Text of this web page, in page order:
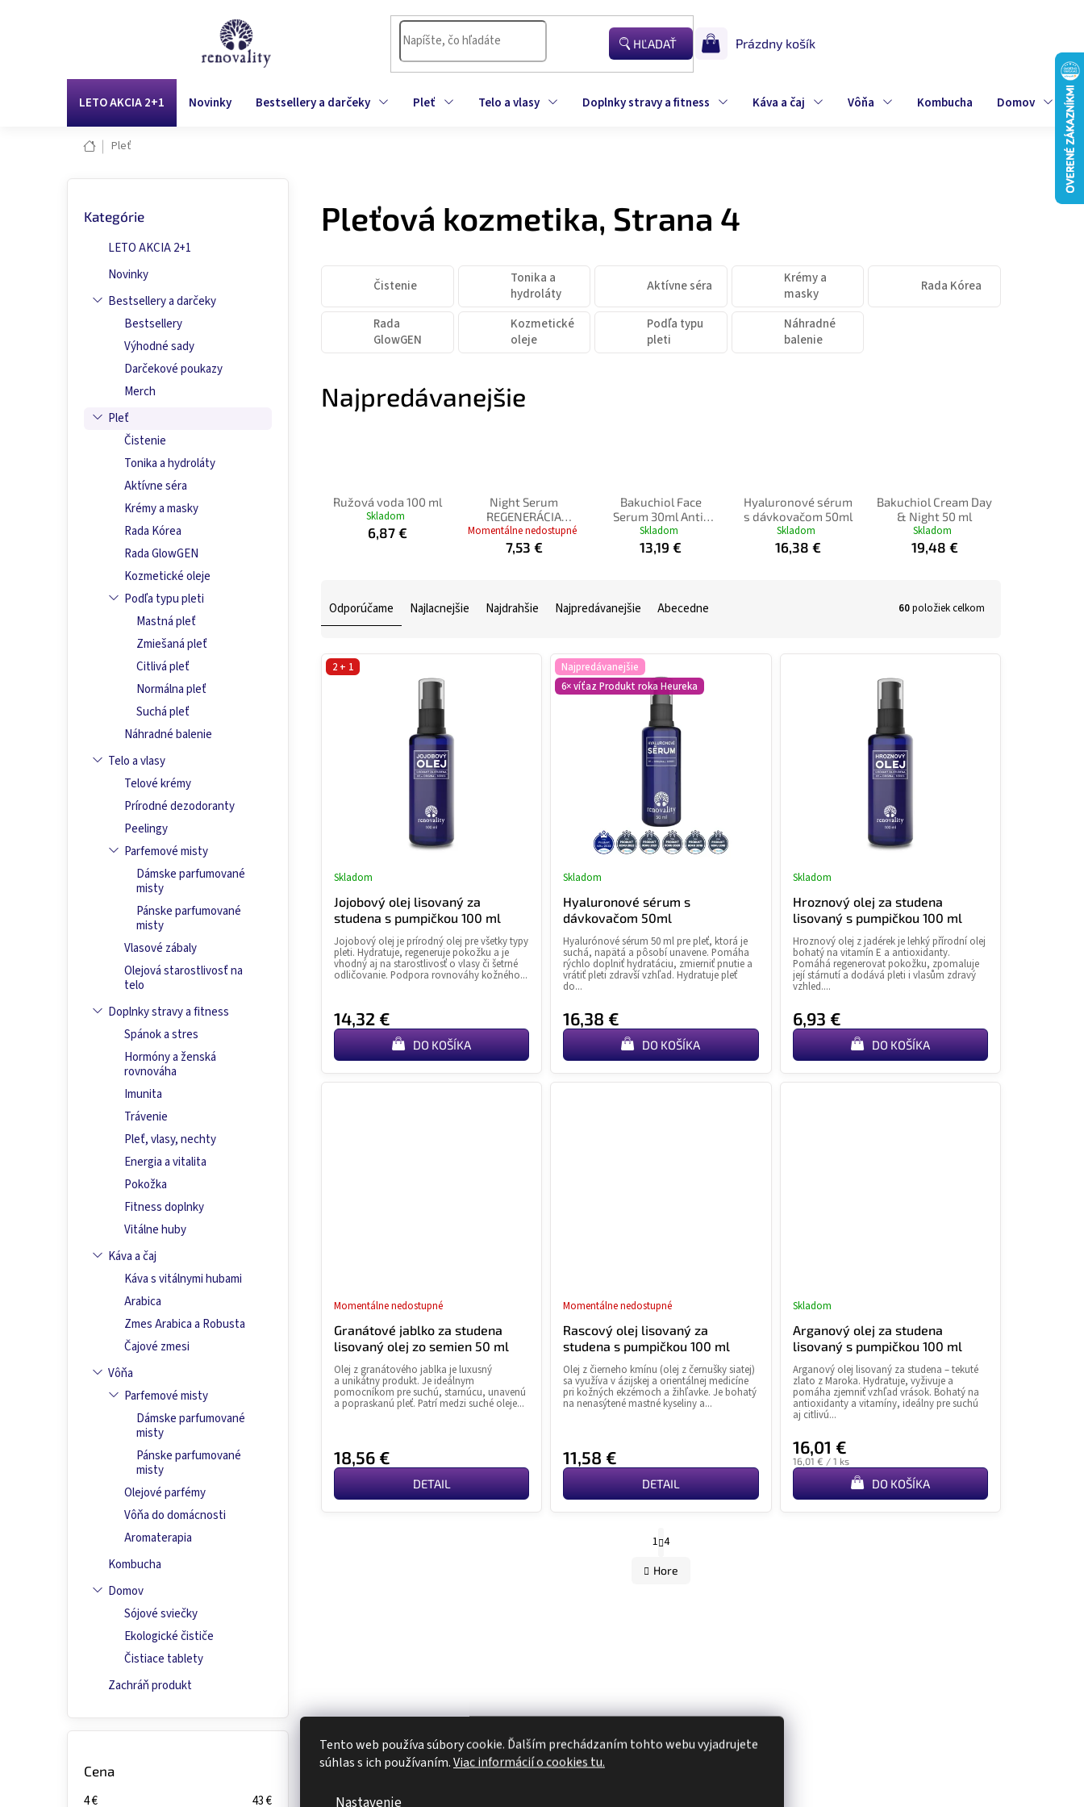
Tento web používa súbory cookie. Ďalším prechádzaním tohto webu vyjadrujete
súhlas s ich používaním.Viac informácií o cookies tu.
Nastavenie
HĽADAŤ
NÁKUPNÝ
Prázdny košík
LETO AKCIA 2+1 Novinky Bestsellery a darčeky Pleť Telo a vlasy Doplnky stravy a fitness Káva a čaj Vôňa Kombucha Domov
Domov
Pleť
kategórie
Kategórie
LETO AKCIA 2+1
Novinky
Bestsellery a darčeky
Bestsellery
Výhodné sady
Darčekové poukazy
Merch
Pleť
Čistenie
Tonika a hydroláty
Aktívne séra
Krémy a masky
Rada Kórea
Rada GlowGEN
Kozmetické oleje
Podľa typu pleti
Mastná pleť
Zmiešaná pleť
Citlivá pleť
Normálna pleť
Suchá pleť
Náhradné balenie
Telo a vlasy
Telové krémy
Prírodné dezodoranty
Peelingy
Parfemové misty
Dámske parfumované
misty
Pánske parfumované
misty
Vlasové zábaly
Olejová starostlivosť na
telo
Doplnky stravy a fitness
Spánok a stres
Hormóny a ženská
rovnováha
Imunita
Trávenie
Pleť, vlasy, nechty
Energia a vitalita
Pokožka
Fitness doplnky
Vitálne huby
Káva a čaj
Káva s vitálnymi hubami
Arabica
Zmes Arabica a Robusta
Čajové zmesi
Vôňa
Parfemové misty
Dámske parfumované
misty
Pánske parfumované
misty
Olejové parfémy
Vôňa do domácnosti
Aromaterapia
Kombucha
Domov
Sójové sviečky
Ekologické čističe
Čistiace tablety
Zachráň produkt
Cena
4€ 43€
Pleťová kozmetika, Strana 4
Čistenie
Tonika a
hydroláty
Aktívne séra
Krémy a
masky
Rada Kórea
Rada
GlowGEN
Kozmetické
oleje
Podľa typu
pleti
Náhradné
balenie
Najpredávanejšie
Ružová voda 100 ml
Skladom
6,87 €
Night Serum
REGENERÁCIA
hubový extrakt 30
ml - exp.
Momentálne nedostupné
7,53 €
Bakuchiol Face
Serum 30ml Anti-
Age/Natural Retinol
Skladom
13,19 €
Hyaluronové sérum
s dávkovačom 50ml
Skladom
16,38 €
Bakuchiol Cream Day
& Night 50 ml
Skladom
19,48 €
d
n
Odporúčame Najlacnejšie Najdrahšie Najpredávanejšie Abecedne 60položiek celkom
V
ý
2 + 1
Jojobový olej lisovaný za
studena s pumpičkou 100 ml
Skladom
14,32 €
DO KOŠÍKA
Jojobový olej je prírodný olej pre všetky typy
pleti. Hydratuje, regeneruje pokožku a je
vhodný aj na starostlivosť o vlasy či šetrné
odličovanie. Podpora rovnováhy kožného...
Najpredávanejšie
6× víťaz Produkt roka Heureka
Hyaluronové sérum s
dávkovačom 50ml
Skladom
16,38 €
DO KOŠÍKA
Hyalurónové sérum 50 ml pre pleť, ktorá je
suchá, napätá a pôsobí unavene. Pomáha
rýchlo doplniť hydratáciu, zmierniť pnutie a
vrátiť pleti zdravší vzhľad. Hydratuje pleť
do...
Hroznový olej za studena
lisovaný s pumpičkou 100 ml
Skladom
6,93 €
DO KOŠÍKA
Hroznový olej z jadérek je lehký přírodní olej
bohatý na vitamín E a antioxidanty.
Pomáhá regenerovat pokožku, zpomaluje
její stárnutí a dodává pleti i vlasům zdravý
vzhled....
Granátové jablko za studena
lisovaný olej zo semien 50 ml
Momentálne nedostupné
18,56 €
DETAIL
Olej z granátového jablka je luxusný
a unikátny produkt. Je ideálnym
pomocníkom pre suchú, starnúcu, unavenú
a popraskanú pleť. Patrí medzi suché oleje...
Rascový olej lisovaný za
studena s pumpičkou 100 ml
Momentálne nedostupné
11,58 €
DETAIL
Olej z čierneho kmínu (olej z černušky siatej)
sa využíva v ázijskej a orientálnej medicíne
pri kožných ekzémoch a žihľavke. Je bohatý
na nenasýtené mastné kyseliny a...
Arganový olej za studena
lisovaný s pumpičkou 100 ml
Skladom
16,01 €
Jednotková
cena:
16,01 € / 1 ks
DO KOŠÍKA
Arganový olej lisovaný za studena – tekuté
zlato z Maroka. Hydratuje, vyživuje a
pomáha zjemniť vzhľad vrások. Bohatý na
antioxidanty a vitamíny, ideálny pre suchú
aj citlivú...
O
a
c
t
á
1 4
Hore